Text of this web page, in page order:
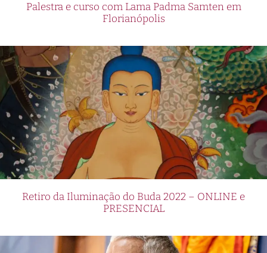
Palestra e curso com Lama Padma Samten em
Florianópolis
Retiro da Iluminação do Buda 2022 – ONLINE e
PRESENCIAL